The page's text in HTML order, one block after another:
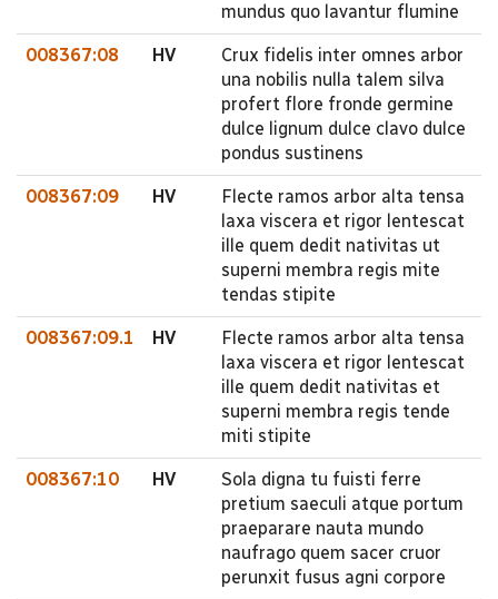
mundus quo lavantur flumine
008367:08 HV
Crux fidelis inter omnes arbor
una nobilis nulla talem silva
profert flore fronde germine
dulce lignum dulce clavo dulce
pondus sustinens
008367:09 HV
Flecte ramos arbor alta tensa
laxa viscera et rigor lentescat
ille quem dedit nativitas ut
superni membra regis mite
tendas stipite
008367:09.1 HV
Flecte ramos arbor alta tensa
laxa viscera et rigor lentescat
ille quem dedit nativitas et
superni membra regis tende
miti stipite
008367:10 HV
Sola digna tu fuisti ferre
pretium saeculi atque portum
praeparare nauta mundo
naufrago quem sacer cruor
perunxit fusus agni corpore